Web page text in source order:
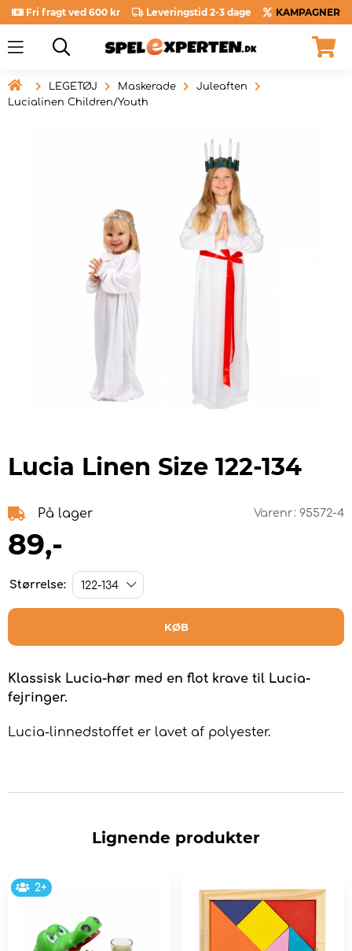
Fri fragt ved 600 kr Leveringstid 2-3 dage KAMPAGNER
 LEGETØJ Maskerade
Juleaften
Lucialinen Children/Youth
Lucia Linen Size 122-134
På lager Varenr: 95572-4
89,-
Størrelse:
KØB
Klassisk Lucia-hør med en flot krave til Lucia-
fejringer.
Lucia-linnedstoffet er lavet af polyester.
Lignende produkter
2+